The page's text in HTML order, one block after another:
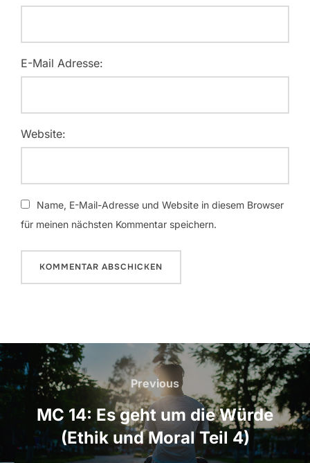
E-Mail Adresse:
Website:
Name, E-Mail-Adresse und Website in diesem Browser
für meinen nächsten Kommentar speichern.
Beitragsnavigation
Previous
Previous
MC 14: Es geht um die Würde
(Ethik und Moral Teil 4)